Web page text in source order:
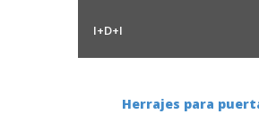
I+D+I
Herrajes para